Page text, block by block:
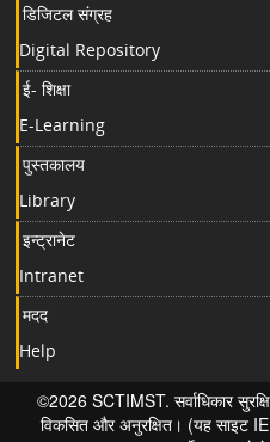
डिजिटल संग्रह
Digital Repository
ई- शिक्षा
E-Learning
पुस्तकालय
Library
इन्ट्रानेट
Intranet
मदद
Help
©2026 SCTIMST. सर्वाधिकार
विकसित और अनुरक्षित। (यह साइट